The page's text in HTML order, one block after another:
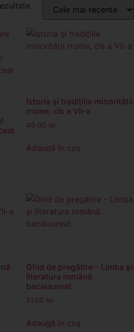
Istoria și tradițiile minorității
rrome, cls a VII-a
49.00 lei
Adaugă în coș
Ghid de pregătire – Limba și
literatura română
bacalaureat
51.00 lei
Adaugă în coș